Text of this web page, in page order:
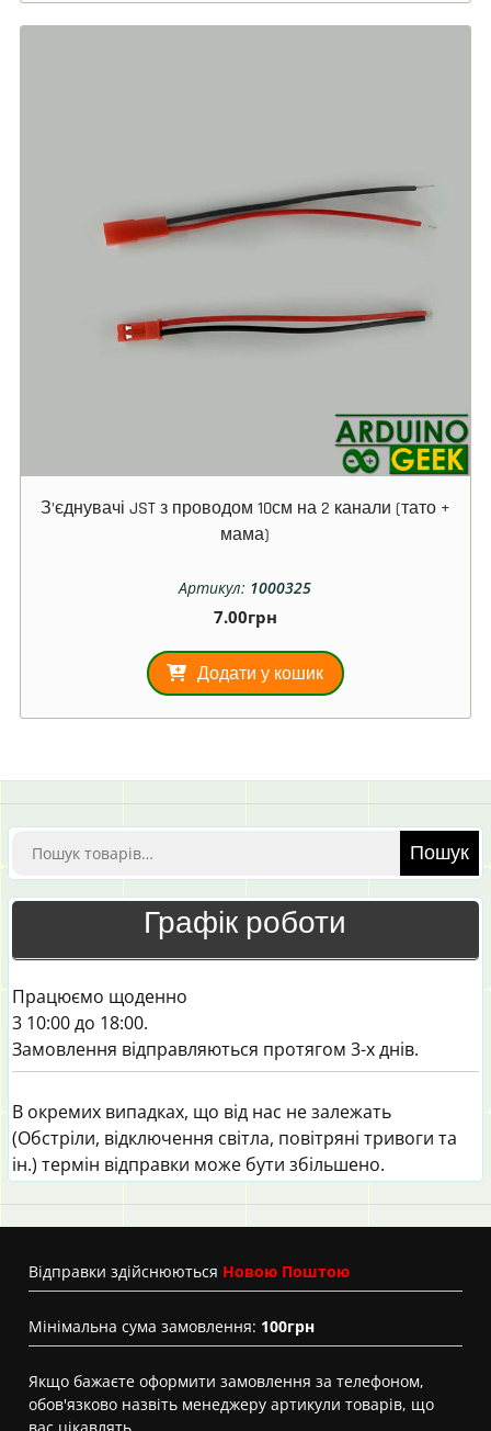
З’єднувачі JST з проводом 10см на 2 канали (тато +
мама)
Артикул: 1000325
7.00грн
Додати у кошик
Шукати: Пошук
Графік роботи
Працюємо щоденно
3 10:00 до 18:00.
Замовлення відправляються протягом 3-х днів.
В окремих випадках, що від нас не залежать
(Обстріли, відключення світла, повітряні тривоги та
ін.) термін відправки може бути збільшено.
Вiдправки здійснюються Новою Поштою
Мінімальна сума замовлення: 100грн
Якщо бажаєте оформити замовлення за телефоном,
обов'язково назвіть менеджеру артикули товарів, що